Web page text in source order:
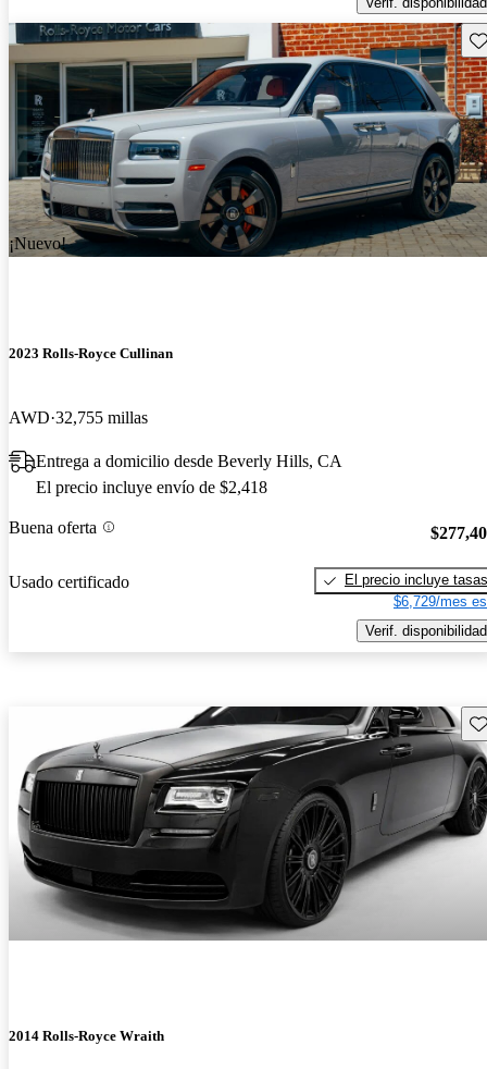
¡Nuevo!
2023 Rolls-Royce Cullinan
AWD 32,755 millas
Entrega a domicilio desde Beverly Hills, CA
El precio incluye envío de $2,418
Buena oferta
Usado certificado
El precio incluye tasas
$6,729/mes
Verif. disponibilidad
2014 Rolls-Royce Wraith